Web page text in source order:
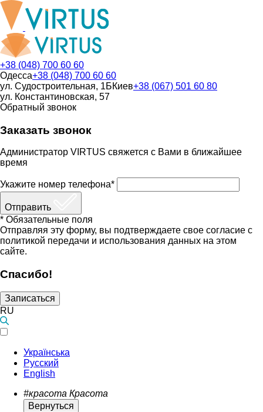
+38 (048) 700 60 60
Одесса+38 (048) 700 60 60
ул. Судостроительная, 1БКиев+38 (067) 501 60 80
ул. Константиновская, 57
Обратный звонок
Заказать звонок
Администратор VIRTUS свяжется с Вами в ближайшее
время
Укажите номер телефона*
Отправить
* Обязательные поля
Отправляя эту форму, вы подтверждаете свое согласие с
политикой передачи и использования данных на этом
сайте.
Спасибо!
Записаться
RU
Українська
Русский
English
#красота Красота
Вернуться